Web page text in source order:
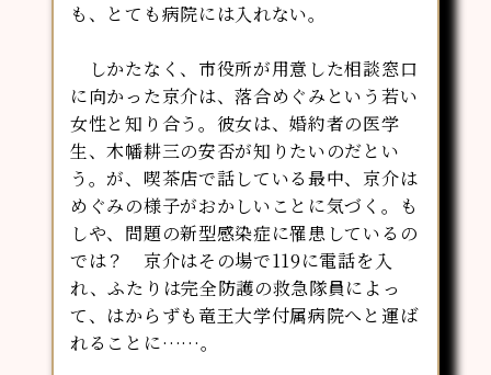
も、とても病院には入れない。
しかたなく、市役所が用意した相談窓口
に向かった京介は、落合めぐみという若い
女性と知り合う。彼女は、婚約者の医学
生、木幡耕三の安否が知りたいのだとい
う。が、喫茶店で話している最中、京介は
めぐみの様子がおかしいことに気づく。も
しや、問題の新型感染症に罹患しているの
では？ 京介はその場で119に電話を入
れ、ふたりは完全防護の救急隊員によっ
て、はからずも竜王大学付属病院へと運ば
れることに……。